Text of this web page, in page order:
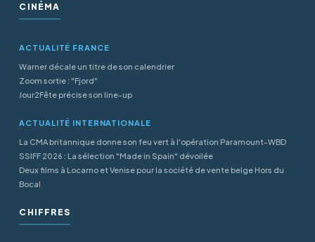
CINÉMA
ACTUALITÉ FRANCE
Warner décale un titre de son calendrier
Zoom sortie : "Fjord"
Jour2Fête précise son line-up
ACTUALITÉ INTERNATIONALE
La CMA britannique donne son feu vert à l'opération Paramount-WBD
SSIFF 2026 : La sélection "Made in Spain" dévoilée
Deux films à Locarno et Venise pour la société de vente belge Hors du
Bocal
CHIFFRES